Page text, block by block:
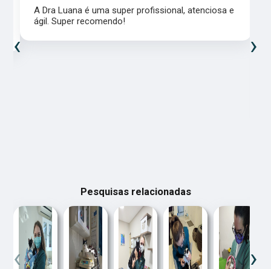
A Dra Luana é uma super profissional, atenciosa e
ágil. Super recomendo!
‹ ›
Pesquisas relacionadas
‹ ›